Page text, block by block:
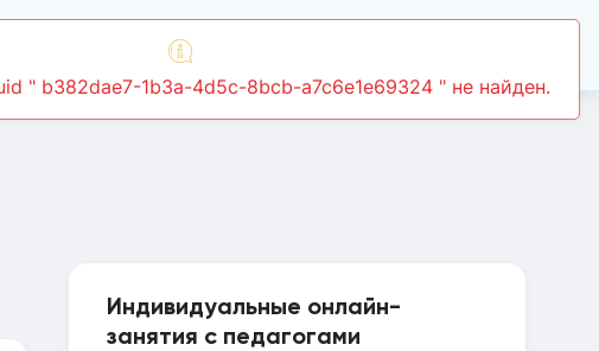
Индивидуальные онлайн-
занятия с педагогами